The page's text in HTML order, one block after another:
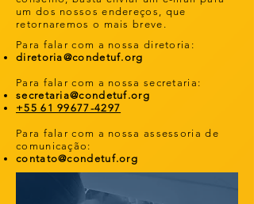
um dos nossos endereços, que
retornaremos o mais breve.
Para falar com a nossa diretoria:
diretoria@condetuf.org
Para falar com a nossa secretaria:
secretaria@condetuf.org
+55 61 99677-4297
Para falar com a nossa assessoria de
comunicação:
contato@condetuf.org